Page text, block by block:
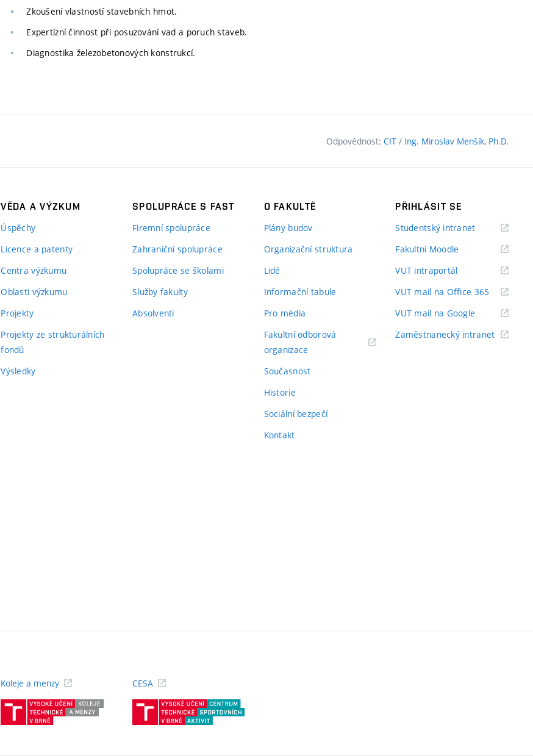
Zkoušení vlastností stavebních hmot.
Expertízní činnost při posuzování vad a poruch staveb.
Diagnostika železobetonových konstrukcí.
Odpovědnost: CIT / Ing. Miroslav Menšík, Ph.D.
VĚDA A VÝZKUM
Úspěchy
Licence a patenty
Centra výzkumu
Oblasti výzkumu
Projekty
Projekty ze strukturálních
fondů
Výsledky
SPOLUPRÁCE S FAST
Firemní spolupráce
Zahraniční spolupráce
Spolupráce se školami
Služby fakulty
Absolventi
O FAKULTĚ
Plány budov
Organizační struktura
Lidé
Informační tabule
Pro média
Fakultní odborová
organizace
Současnost
Historie
Sociální bezpečí
Kontakt
PŘIHLÁSIT SE
Studentský intranet(externí
Fakultní Moodle
VUT intraportál(externí
VUT mail na Office 365 (externí
VUT mail na Google (externí
Zaměstnanecký intranet(externí
Koleje a menzy
(externí
CESA